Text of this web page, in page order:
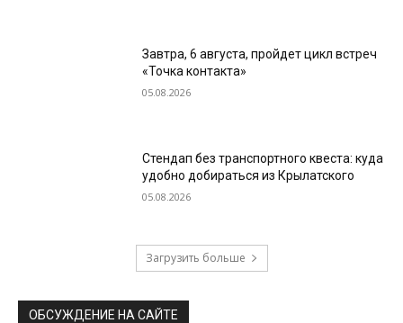
Завтра, 6 августа, пройдет цикл встреч
«Точка контакта»
05.08.2026
Стендап без транспортного квеста: куда
удобно добираться из Крылатского
05.08.2026
Загрузить больше
ОБСУЖДЕНИЕ НА САЙТЕ